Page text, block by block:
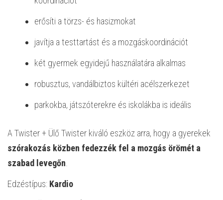
erősíti a törzs- és hasizmokat
javítja a testtartást és a mozgáskoordinációt
két gyermek egyidejű használatára alkalmas
robusztus, vandálbiztos kültéri acélszerkezet
parkokba, játszóterekre és iskolákba is ideális
A Twister + Ülő Twister kiváló eszköz arra, hogy a gyerekek
szórakozás közben fedezzék fel a mozgás örömét a
szabad levegőn
Edzéstípus: Kardio